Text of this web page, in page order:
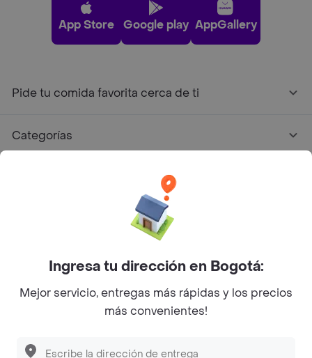
App Store Google play AppGallery
Pide tu comida favorita cerca de ti
Categorías
Facebook
Twitter
Instagram
©2026Rappi Inc. All rights reserved.
Ingresa tu dirección en Bogotá:
Mejor servicio, entregas más rápidas y los precios
más convenientes!